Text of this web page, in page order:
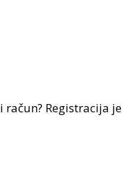
Registracija je